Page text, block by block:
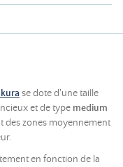
se dote d'une taille
et de type medium
des zones moyennement
en fonction de la